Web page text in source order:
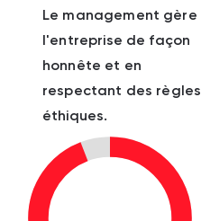
Le management gère
l'entreprise de façon
honnête et en
respectant des règles
éthiques.